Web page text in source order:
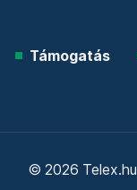
Támogatás
© 2026